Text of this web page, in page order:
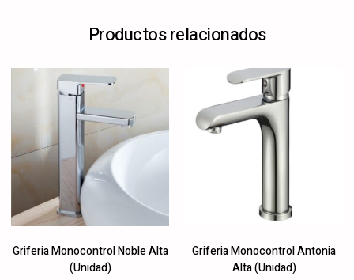
Productos relacionados
Griferia Monocontrol Noble Alta
(Unidad)
Griferia Monocontrol Antonia
Alta (Unidad)